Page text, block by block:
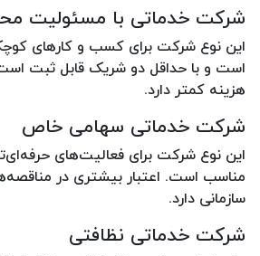
شرکت خدماتی با مسئولیت
این نوع شرکت برای کسب و کارهای
است و با حداقل دو شریک قابل ثبت
هزینه کمتر دارد.
شرکت خدماتی سهامی خاص
این نوع شرکت برای فعالیت‌های
مناسب است. اعتبار بیشتری در
سازمانی دارد.
شرکت خدماتی نظافتی